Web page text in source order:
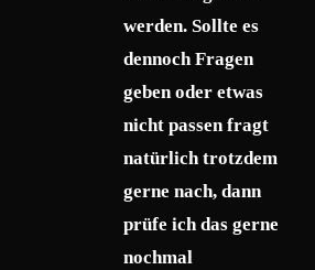
werden. Sollte es
dennoch Fragen
geben oder etwas
nicht passen fragt
natürlich trotzdem
gerne nach, dann
prüfe ich das gerne
nochmal